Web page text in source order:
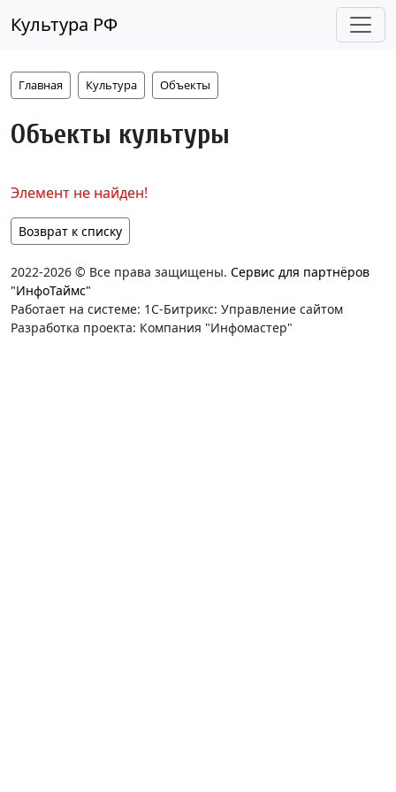
Культура РФ
Главная Культура Объекты
Объекты культуры
Элемент не найден!
Возврат к списку
2022-2026 © Все права защищены. Сервис для партнёров
"ИнфоТаймс"
Работает на системе: 1С-Битрикс: Управление сайтом
Разработка проекта: Компания "Инфомастер"